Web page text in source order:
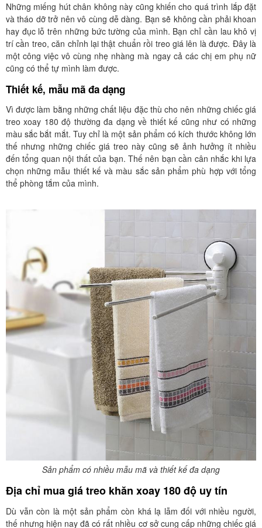
Những miếng hút chân không này cũng khiến cho quá trình lắp đặt
và tháo dỡ trở nên vô cùng dễ dàng. Bạn sẽ không cần phải khoan
hay đục lỗ trên những bức tường của mình. Bạn chỉ cần lau khô vị
trí cần treo, căn chỉnh lại thật chuẩn rồi treo giá lên là được. Đây là
một công việc vô cùng nhẹ nhàng mà ngay cả các chị em phụ nữ
cũng có thể tự mình làm được.
Thiết kế, mẫu mã đa dạng
Vì được làm bằng những chất liệu đặc thù cho nên những chiếc giá
treo xoay 180 độ thường đa dạng về thiết kế cũng như có những
màu sắc bắt mắt. Tuy chỉ là một sản phẩm có kích thước không lớn
thế nhưng những chiếc giá treo này cũng sẽ ảnh hưởng ít nhiều
đến tổng quan nội thất của bạn. Thế nên bạn cần cân nhắc khi lựa
chọn những mẫu thiết kế và màu sắc sản phẩm phù hợp với tổng
thể phòng tắm của mình.
Sản phẩm có nhiều mẫu mã và thiết kế đa dạng
Địa chỉ mua giá treo khăn xoay 180 độ uy tín
Dù vẫn còn là một sản phẩm còn khá lạ lẫm đối với nhiều người,
thế nhưng hiện nay đã có rất nhiều cơ sở cung cấp những chiếc giá